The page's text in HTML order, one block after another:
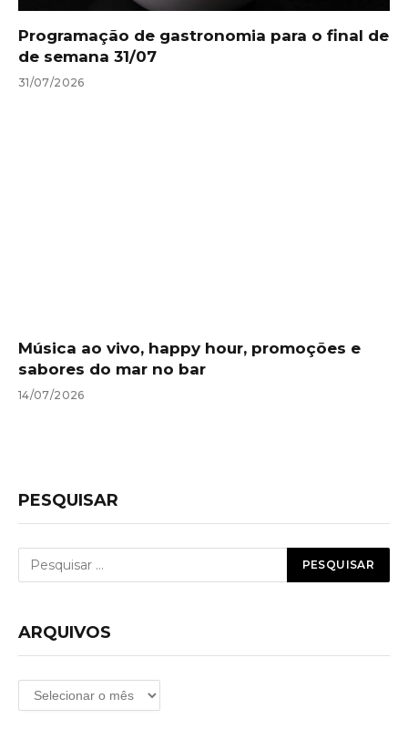
Programação de gastronomia para o final de
de semana 31/07
31/07/2026
Música ao vivo, happy hour, promoções e
sabores do mar no bar
14/07/2026
PESQUISAR
ARQUIVOS
Arquivos